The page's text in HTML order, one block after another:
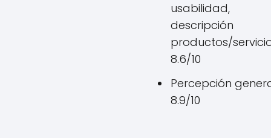
usabilidad,
descripción
productos/
8.6/10
Percepción
8.9/10